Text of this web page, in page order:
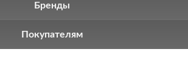
Бренды
Покупателям